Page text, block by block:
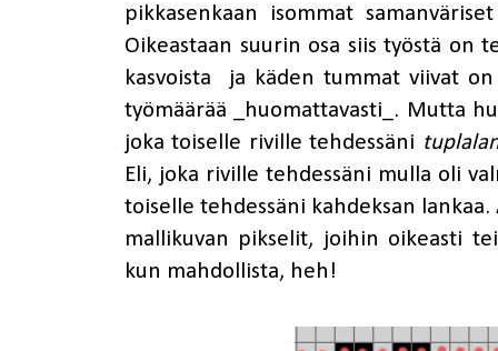
pikkasenkaan isommat
Oikeastaan suurin osa siis työstä on
kasvoista ja käden tummat viivat
työmäärää _huomattavasti_. Mutta
joka toiselle riville tehdessäni
Eli, joka riville tehdessäni mulla oli
toiselle tehdessäni kahdeksan
mallikuvan pikselit, joihin oikeasti
kun mahdollista, heh!